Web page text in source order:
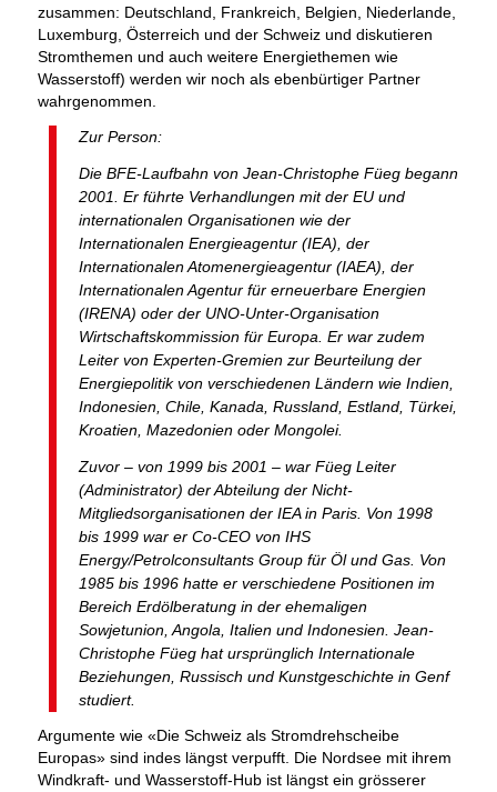
zusammen: Deutschland, Frankreich, Belgien, Niederlande,
Luxemburg, Österreich und der Schweiz und diskutieren
Stromthemen und auch weitere Energiethemen wie
Wasserstoff) werden wir noch als ebenbürtiger Partner
wahrgenommen.
Zur Person:
Die BFE-Laufbahn von Jean-Christophe Füeg begann
2001. Er führte Verhandlungen mit der EU und
internationalen Organisationen wie der
Internationalen Energieagentur (IEA), der
Internationalen Atomenergieagentur (IAEA), der
Internationalen Agentur für erneuerbare Energien
(IRENA) oder der UNO-Unter-Organisation
Wirtschaftskommission für Europa. Er war zudem
Leiter von Experten-Gremien zur Beurteilung der
Energiepolitik von verschiedenen Ländern wie Indien,
Indonesien, Chile, Kanada, Russland, Estland, Türkei,
Kroatien, Mazedonien oder Mongolei.
Zuvor – von 1999 bis 2001 – war Füeg Leiter
(Administrator) der Abteilung der Nicht-
Mitgliedsorganisationen der IEA in Paris. Von 1998
bis 1999 war er Co-CEO von IHS
Energy/Petrolconsultants Group für Öl und Gas. Von
1985 bis 1996 hatte er verschiedene Positionen im
Bereich Erdölberatung in der ehemaligen
Sowjetunion, Angola, Italien und Indonesien. Jean-
Christophe Füeg hat ursprünglich Internationale
Beziehungen, Russisch und Kunstgeschichte in Genf
studiert.
Argumente wie «Die Schweiz als Stromdrehscheibe
Europas» sind indes längst verpufft. Die Nordsee mit ihrem
Windkraft- und Wasserstoff-Hub ist längst ein grösserer